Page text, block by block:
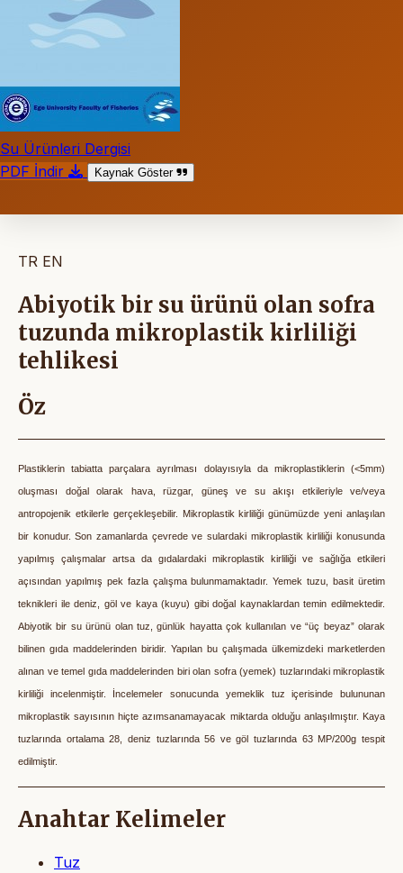
Su Ürünleri Dergisi
PDF İndir
Kaynak Göster
TR EN
Abiyotik bir su ürünü olan sofra
tuzunda mikroplastik kirliliği
tehlikesi
Öz
Plastiklerin tabiatta parçalara ayrılması dolayısıyla da mikroplastiklerin (<5mm)
oluşması doğal olarak hava, rüzgar, güneş ve su akışı etkileriyle ve/veya
antropojenik etkilerle gerçekleşebilir. Mikroplastik kirliliği günümüzde yeni anlaşılan
bir konudur. Son zamanlarda çevrede ve sulardaki mikroplastik kirliliği konusunda
yapılmış çalışmalar artsa da gıdalardaki mikroplastik kirliliği ve sağlığa etkileri
açısından yapılmış pek fazla çalışma bulunmamaktadır. Yemek tuzu, basit üretim
teknikleri ile deniz, göl ve kaya (kuyu) gibi doğal kaynaklardan temin edilmektedir.
Abiyotik bir su ürünü olan tuz, günlük hayatta çok kullanılan ve “üç beyaz” olarak
bilinen gıda maddelerinden biridir. Yapılan bu çalışmada ülkemizdeki marketlerden
alınan ve temel gıda maddelerinden biri olan sofra (yemek) tuzlarındaki mikroplastik
kirliliği incelenmiştir. İncelemeler sonucunda yemeklik tuz içerisinde bulununan
mikroplastik sayısının hiçte azımsanamayacak miktarda olduğu anlaşılmıştır. Kaya
tuzlarında ortalama 28, deniz tuzlarında 56 ve göl tuzlarında 63 MP/200g tespit
edilmiştir.
Anahtar Kelimeler
Tuz